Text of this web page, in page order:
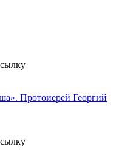
Протоиерей Георгий